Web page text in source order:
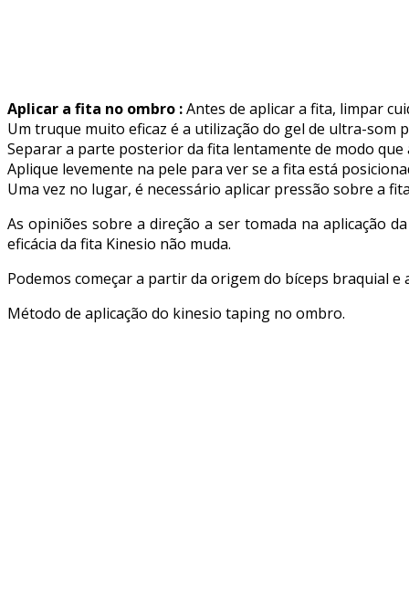
Aplicar a fita no ombro :Antes de aplicar a fita, limpar
Um truque muito eficaz é a utilização do gel de ultra-som
Separar a parte posterior da fita lentamente de modo
Aplique levemente na pele para ver se a fita está
Uma vez no lugar, é necessário aplicar pressão sobre a
As opiniões sobre a direção a ser tomada na aplicação
eficácia da fita Kinesio não muda.
Podemos começar a partir da origem do bíceps braquial
Método de aplicação do kinesio taping no ombro.